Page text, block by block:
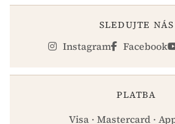
SLEDUJTE NÁS
Instagram Facebook
PLATBA
Visa · Mastercard ·